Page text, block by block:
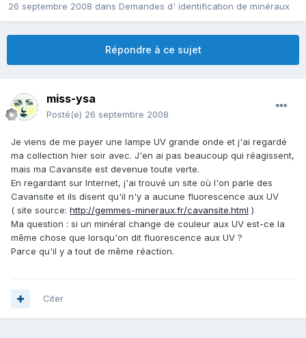
26 septembre 2008 dans Demandes d' identification de minéraux
Répondre à ce sujet
miss-ysa
Posté(e) 26 septembre 2008
Je viens de me payer une lampe UV grande onde et j'ai regardé
ma collection hier soir avec. J'en ai pas beaucoup qui réagissent,
mais ma Cavansite est devenue toute verte.
En regardant sur Internet, j'ai trouvé un site où l'on parle des
Cavansite et ils disent qu'il n'y a aucune fluorescence aux UV
( site source: http://gemmes-mineraux.fr/cavansite.html )
Ma question : si un minéral change de couleur aux UV est-ce la
même chose que lorsqu'on dit fluorescence aux UV ?
Parce qu'il y a tout de même réaction.
Citer